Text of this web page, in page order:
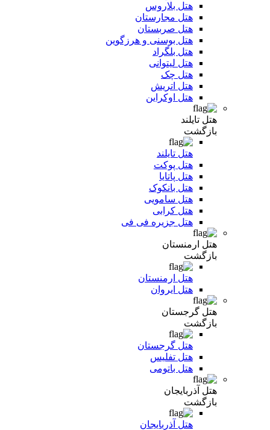
هتل بلاروس
هتل مجارستان
هتل صربستان
هتل بوسنی و هرزگوین
هتل بلگراد
هتل لیتوانی
هتل چک
هتل اتریش
هتل اوکراین
هتل تایلند
بازگشت
هتل تایلند
هتل پوکت
هتل پاتایا
هتل بانکوک
هتل سامویی
هتل کرابی
هتل جزیره فی فی
هتل ارمنستان
بازگشت
هتل ارمنستان
هتل ایروان
هتل گرجستان
بازگشت
هتل گرجستان
هتل تفلیس
هتل باتومی
هتل آذربایجان
بازگشت
هتل آذربایجان